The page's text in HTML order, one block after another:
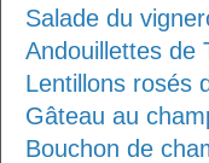
Salade du
Andouillettes de
Lentillons rosés
Gâteau au
Bouchon de